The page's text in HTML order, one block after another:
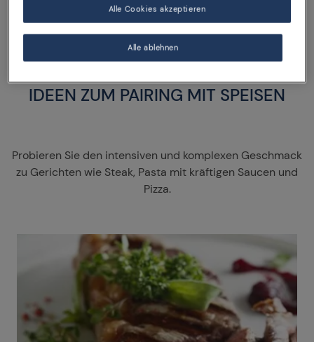
IDEEN ZUM PAIRING MIT SPEISEN
Probieren Sie den intensiven und komplexen Geschmack
zu Gerichten wie Steak, Pasta mit kräftigen Saucen und
Pizza.
Alle ablehnen
Alle Cookies akzeptieren